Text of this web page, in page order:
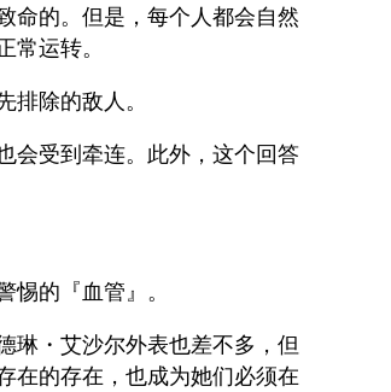
命的。但是，每个人都会自然
运转。
除的敌人。
会受到牵连。此外，这个回答
的『血管』。
琳・艾沙尔外表也差不多，但
在的存在，也成为她们必须在